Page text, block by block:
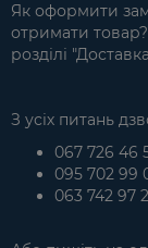
Як оформити
отримати
розділі "
З усіх питань
067 726 46
095 702 99
063 742 97